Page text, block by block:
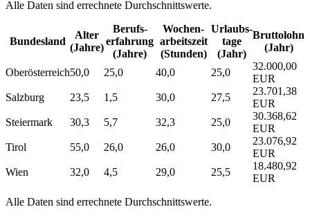
Alle Daten sind errechnete Durchschnittswerte.
Bundesland
Alter
(Jahre)
Berufs­
erfahrung
(Jahre)
Wochen­
arbeitszeit
(Stunden)
Urlaubs­
tage
(Jahr)
Bruttolohn
(Jahr)
Oberösterreich50,0 25,0 40,0 25,0
32.000,00
EUR
Salzburg
23,5 1,5 30,0 27,5
23.701,38
EUR
Steiermark
30,3 5,7 32,3 25,0
30.368,62
EUR
Tirol
55,0 26,0 26,0 30,0
23.076,92
EUR
Wien
32,0 4,5 29,0 25,5
18.480,92
EUR
Alle Daten sind errechnete Durchschnittswerte.